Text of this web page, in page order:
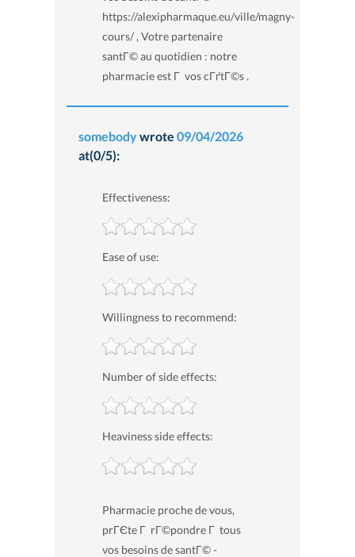
https://alexipharmaque.eu/ville/magny-
cours/ , Votre partenaire
santГ© au quotidien : notre
pharmacie est Г vos cГґtГ©s .
somebodywrote 09/04/2026
at(0/5):
Effectiveness:
Ease of use:
Willingness to recommend:
Number of side effects:
Heaviness side effects:
Pharmacie proche de vous,
prГЄte Г rГ©pondre Г tous
vos besoins de santГ© -